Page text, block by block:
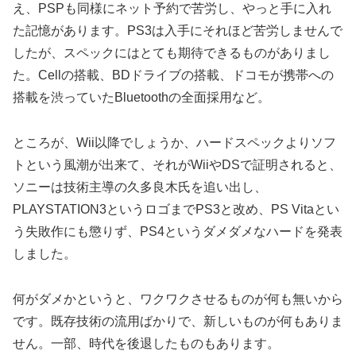
え、PSPも同様にネット予約で苦労し、やっと手に入れ
た記憶があります。PS3は入手にそれほど苦労しませんで
したが、スペックにはとても期待できるものがありまし
た。Cellの搭載、BDドライブの搭載、ドコモが携帯への
搭載を渋っていたBluetoothの全面採用など。
ところが、Wii以降でしょうか、ハードスペックよりソフ
トという風潮が出来て、それがWiiやDSで証明されると、
ソニーは技術主導の久多良木氏を追い出し、
PLAYSTATION3というロゴまでPS3と改め、PS Vitaとい
う失敗作にも懲りず、PS4というダメダメなハードを発表
しました。
何がダメかというと、ワクワクさせるものが何も無いから
です。既存技術の流用ばかりで、新しいものが何もありま
せん。一部、時代を後退したものもあります。